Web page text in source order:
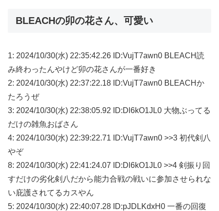
BLEACHの卯の花さん、可愛い
1: 2024/10/30(水) 22:35:42.26 ID:VujT7awn0 BLEACH読
み終わったんやけど卯の花さんが一番好き
2: 2024/10/30(水) 22:37:22.18 ID:VujT7awn0 BLEACHか
たろうぜ
3: 2024/10/30(水) 22:38:05.92 ID:Dl6kO1JL0 大物ぶってる
だけの雑魚おばさん
4: 2024/10/30(水) 22:39:22.71 ID:VujT7awn0 >>3 初代剣八
やぞ
8: 2024/10/30(水) 22:41:24.07 ID:Dl6kO1JL0 >>4 剣振り回
すだけの劣化剣八だから能力合戦の戦いに参加させられな
い庇護されてるカスやん
5: 2024/10/30(水) 22:40:07.28 ID:pJDLKdxH0 一番の回復